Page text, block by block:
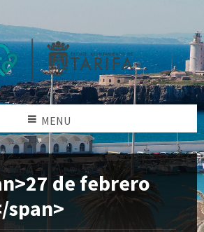
MENU
de febrero
span>